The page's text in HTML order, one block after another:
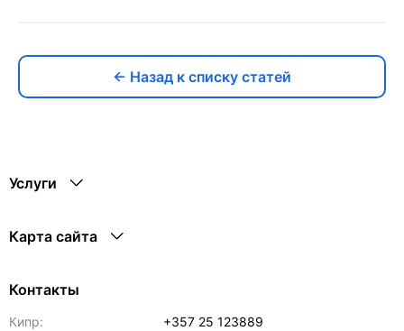
← Назад к списку статей
Услуги
Карта сайта
Контакты
Кипр:
+357 25 123889